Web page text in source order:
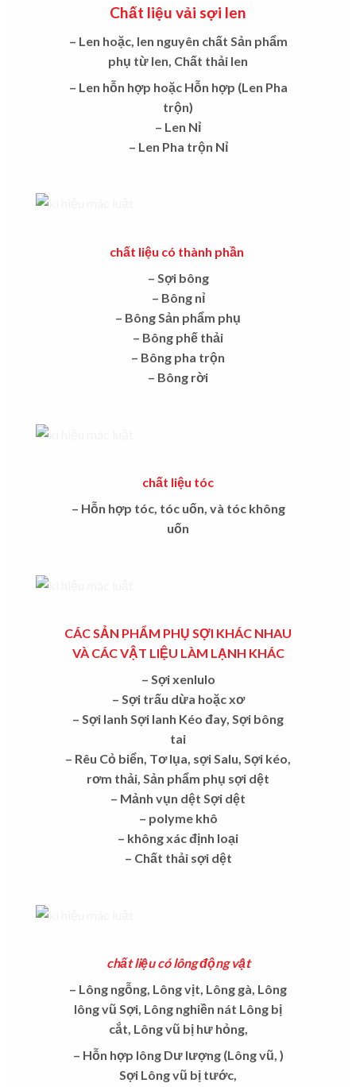
Chất liệu vải sợi len
– Len hoặc, len nguyên chất Sản phẩm
phụ từ len, Chất thải len
– Len hỗn hợp hoặc Hỗn hợp (Len Pha
trộn)
– Len Nỉ
– Len Pha trộn Nỉ
chất liệu có thành phần
– Sợi bông
– Bông nỉ
– Bông Sản phẩm phụ
– Bông phế thải
– Bông pha trộn
– Bông rời
chất liệu tóc
– Hỗn hợp tóc, tóc uốn, và tóc không
uốn
CÁC SẢN PHẨM PHỤ SỢI KHÁC NHAU
VÀ CÁC VẬT LIỆU LÀM LẠNH KHÁC
– Sợi xenlulo
– Sợi trấu dừa hoặc xơ
– Sợi lanh Sợi lanh Kéo đay, Sợi bông
tai
– Rêu Cỏ biển, Tơ lụa, sợi Salu, Sợi kéo,
rơm thải, Sản phẩm phụ sợi dệt
– Mảnh vụn dệt Sợi dệt
– polyme khô
– không xác định loại
– Chất thải sợi dệt
chất liệu có lông động vật
– Lông ngỗng, Lông vịt, Lông gà, Lông
lông vũ Sợi, Lông nghiền nát Lông bị
cắt, Lông vũ bị hư hỏng,
– Hỗn hợp lông Dư lượng (Lông vũ, )
Sợi Lông vũ bị tước,